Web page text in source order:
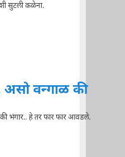
सुटली कळेना.
वन्गाळ की
भंगार.. हे तर फार फार आवडले.